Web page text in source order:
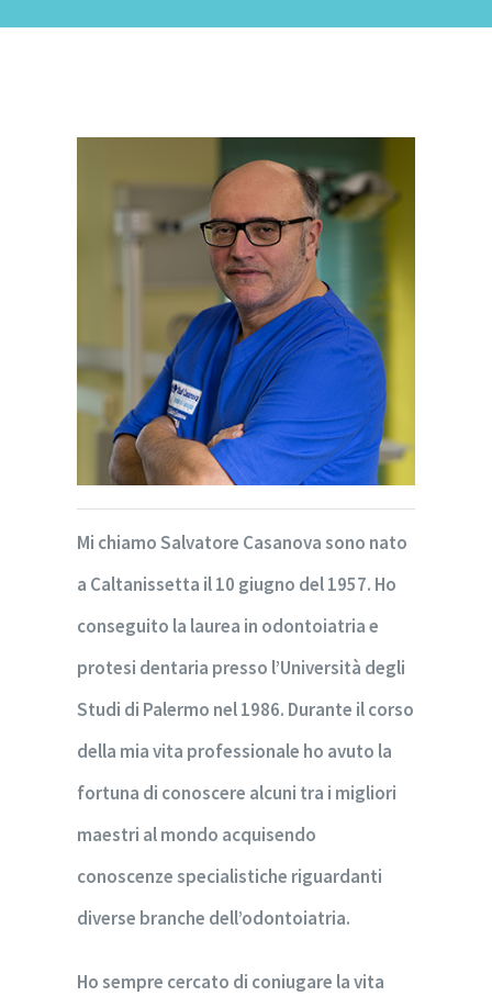
Mi chiamo Salvatore Casanova sono nato
a Caltanissetta il 10 giugno del 1957. Ho
conseguito la laurea in odontoiatria e
protesi dentaria presso l’Università degli
Studi di Palermo nel 1986. Durante il corso
della mia vita professionale ho avuto la
fortuna di conoscere alcuni tra i migliori
maestri al mondo acquisendo
conoscenze specialistiche riguardanti
diverse branche dell’odontoiatria.
Ho sempre cercato di coniugare la vita